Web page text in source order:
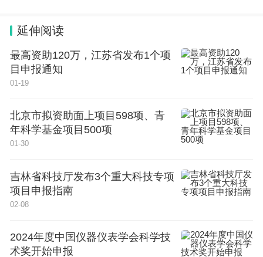
此，他们开始识别和测量导致这些气溶胶的碳基气体
研究团队表示，大多数关于有机排放的报告只关注了
发，通常被认为是造成大部分空气污染的原因。最新
的研究采用了更广泛的方法，也研究了不易蒸发的半
可能包括成千上万种化合物，从丙酮这样的小分子到
柴油燃料中可能发现的重碳基分子。
研究团队在2018年从17个油砂作业的30次飞行中收
集了数据。同时还测量并识别了一些特定的有机化合
延伸阅读
最高资助120万，江苏省发布1个项
目申报通知
01-19
北京市拟资助面上项目598项、青
年科学基金项目500项
01-30
吉林省科技厅发布3个重大科技专项
项目申报指南
02-08
2024年度中国仪器仪表学会科学技
术奖开始申报